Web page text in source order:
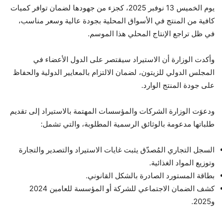
يوم الخميس 13 نوفبر 2025، كجزء من جهودها لضمان توافر كميات
كافية من المنتج في الأسواق المحلية بجودة عالية وسعر مناسب،
في ظل تراجع الإنتاج المحلي هذا الموسم.
وأكدت الوزارة أن الاستيراد سيقتصر على الدول الأعضاء في
المجلس الدولي للزيتون، لضمان الالتزام بالمعايير الدولية والحفاظ
على جودة المنتج الوارد.
ودعوَت الوزارة الشركات والمؤسسات المهتمة بالاستيراد إلى تقديم
طلباتها مدعومة بالوثائق الرسمية المطلوبة، والتي تشمل:
السجل التجاري المُصدّق يثبت غايات الاستيراد والتصدير والتجارة
وتوزيع المواد الغذائية.
بطاقة المستورد الصادرة بالشكل القانوني.
كشف الضمان الاجتماعي للشركة أو المؤسسة للعامين 2024
و2025.